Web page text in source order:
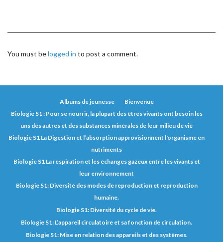
You must belogged in to post a comment.
Albums de jeunesse
Bienvenue
Biologie S1 : Pour se nourrir, la plupart des êtres vivants ont besoin les
uns des autres et des substances minérales de leur milieu de vie
Biologie S1 La Digestion et l’absorption approvisionnent l'organisme en
nutriments
Biologie S1 La respiration et les échanges gazeux entre les vivants et
leur environnement
Biologie S1: Diversité des modes de reproduction et reproduction
humaine.
Biologie S1: Diversité du cycle de vie.
Biologie S1: L’appareil circulatoire et sa fonction de circulation.
Biologie S1: Mise en relation des appareils et des systèmes.